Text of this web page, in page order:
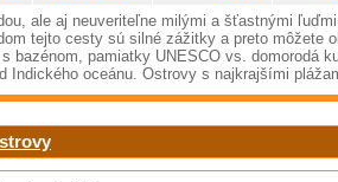
ale aj neuveriteľne milými a šťastnými
tejto cesty sú silné zážitky a preto môžete
bazénom, pamiatky UNESCO vs. domorodá
Indického oceánu. Ostrovy s najkrajšími